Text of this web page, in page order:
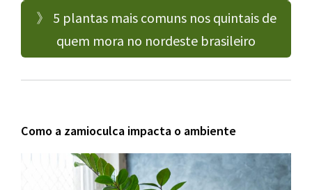
》 5 plantas mais comuns nos quintais de
quem mora no nordeste brasileiro
Como a zamioculca impacta o ambiente